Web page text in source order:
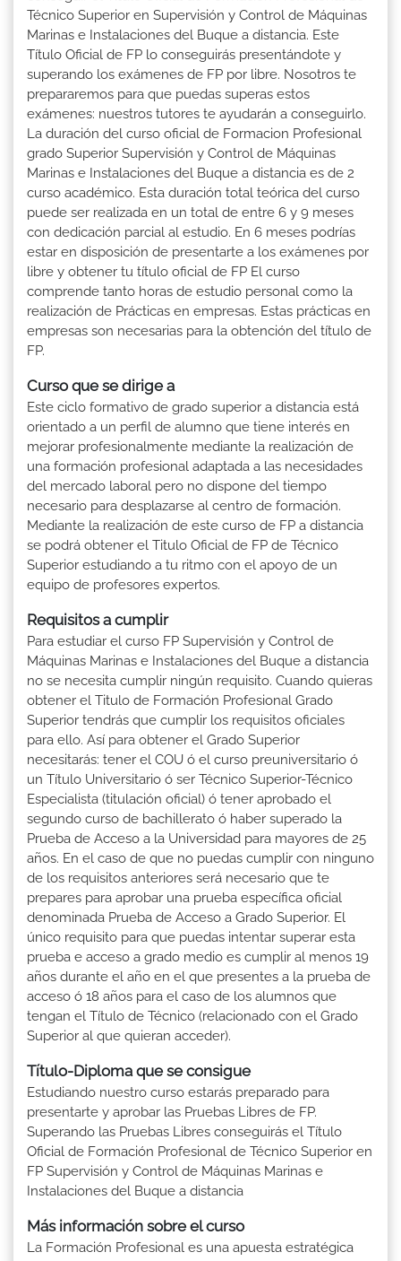
Técnico Superior en Supervisión y Control de Máquinas
Marinas e Instalaciones del Buque a distancia. Este
Título Oficial de FP lo conseguirás presentándote y
superando los exámenes de FP por libre. Nosotros te
prepararemos para que puedas superas estos
exámenes: nuestros tutores te ayudarán a conseguirlo.
La duración del curso oficial de Formacion Profesional
grado Superior Supervisión y Control de Máquinas
Marinas e Instalaciones del Buque a distancia es de 2
curso académico. Esta duración total teórica del curso
puede ser realizada en un total de entre 6 y 9 meses
con dedicación parcial al estudio. En 6 meses podrías
estar en disposición de presentarte a los exámenes por
libre y obtener tu título oficial de FP El curso
comprende tanto horas de estudio personal como la
realización de Prácticas en empresas. Estas prácticas en
empresas son necesarias para la obtención del título de
FP.
Curso que se dirige a
Este ciclo formativo de grado superior a distancia está
orientado a un perfil de alumno que tiene interés en
mejorar profesionalmente mediante la realización de
una formación profesional adaptada a las necesidades
del mercado laboral pero no dispone del tiempo
necesario para desplazarse al centro de formación.
Mediante la realización de este curso de FP a distancia
se podrá obtener el Titulo Oficial de FP de Técnico
Superior estudiando a tu ritmo con el apoyo de un
equipo de profesores expertos.
Requisitos a cumplir
Para estudiar el curso FP Supervisión y Control de
Máquinas Marinas e Instalaciones del Buque a distancia
no se necesita cumplir ningún requisito. Cuando quieras
obtener el Titulo de Formación Profesional Grado
Superior tendrás que cumplir los requisitos oficiales
para ello. Así para obtener el Grado Superior
necesitarás: tener el COU ó el curso preuniversitario ó
un Título Universitario ó ser Técnico Superior-Técnico
Especialista (titulación oficial) ó tener aprobado el
segundo curso de bachillerato ó haber superado la
Prueba de Acceso a la Universidad para mayores de 25
años. En el caso de que no puedas cumplir con ninguno
de los requisitos anteriores será necesario que te
prepares para aprobar una prueba específica oficial
denominada Prueba de Acceso a Grado Superior. El
único requisito para que puedas intentar superar esta
prueba e acceso a grado medio es cumplir al menos 19
años durante el año en el que presentes a la prueba de
acceso ó 18 años para el caso de los alumnos que
tengan el Título de Técnico (relacionado con el Grado
Superior al que quieran acceder).
Título-Diploma que se consigue
Estudiando nuestro curso estarás preparado para
presentarte y aprobar las Pruebas Libres de FP.
Superando las Pruebas Libres conseguirás el Título
Oficial de Formación Profesional de Técnico Superior en
FP Supervisión y Control de Máquinas Marinas e
Instalaciones del Buque a distancia
Más información sobre el curso
La Formación Profesional es una apuesta estratégica